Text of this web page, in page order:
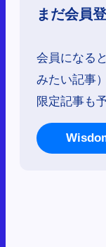
まだ会員
会員になる
みたい記事
限定記事も